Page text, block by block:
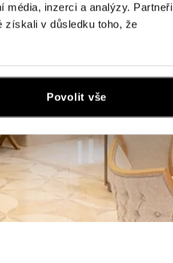
média, inzerci a analýzy. Partneři
získali v důsledku toho, že
Povolit vše